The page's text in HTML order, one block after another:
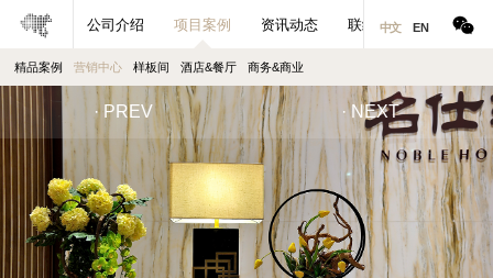
公司介绍 项目案例 资讯动态 联络合作
精品案例 营销中心 样板间 酒店&餐厅 商务&商业
中文 EN
· PREV · NEXT